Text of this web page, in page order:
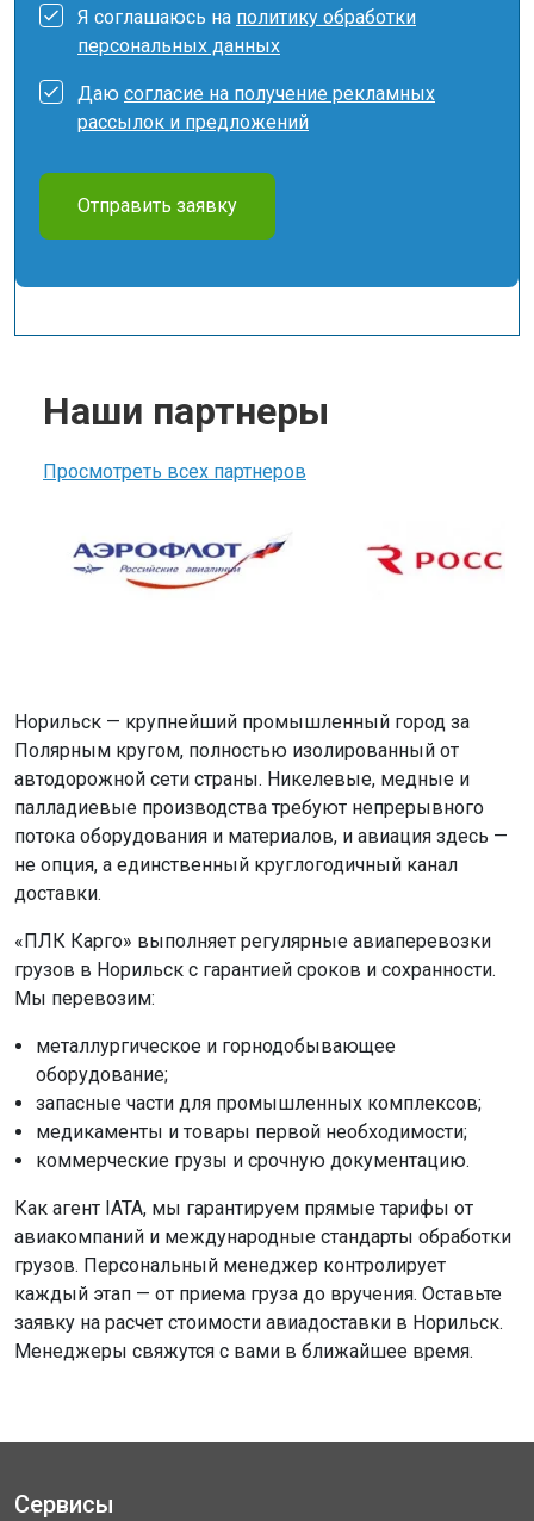
Я соглашаюсь на политику обработки
персональных данных
Даю согласие на получение рекламных
рассылок и предложений
Отправить заявку
Наши партнеры
Просмотреть всех партнеров
Норильск — крупнейший промышленный город за
Полярным кругом, полностью изолированный от
автодорожной сети страны. Никелевые, медные и
палладиевые производства требуют непрерывного
потока оборудования и материалов, и авиация здесь —
не опция, а единственный круглогодичный канал
доставки.
«ПЛК Карго» выполняет регулярные авиаперевозки
грузов в Норильск с гарантией сроков и сохранности.
Мы перевозим:
металлургическое и горнодобывающее
оборудование;
запасные части для промышленных комплексов;
медикаменты и товары первой необходимости;
коммерческие грузы и срочную документацию.
Как агент IATA, мы гарантируем прямые тарифы от
авиакомпаний и международные стандарты обработки
грузов. Персональный менеджер контролирует
каждый этап — от приема груза до вручения. Оставьте
заявку на расчет стоимости авиадоставки в Норильск.
Менеджеры свяжутся с вами в ближайшее время.
Сервисы